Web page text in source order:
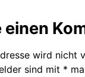
einen
wird nicht
sind mit *